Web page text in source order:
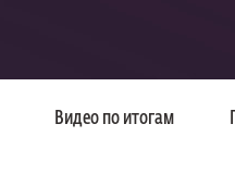
Видео по итогам